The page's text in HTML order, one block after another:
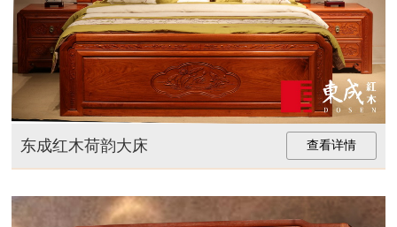
东成红木荷韵大床 查看详情